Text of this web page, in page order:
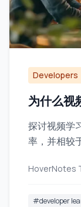
Developers
为什么视
探讨视频学
率，并相较
HoverNotes
#developer